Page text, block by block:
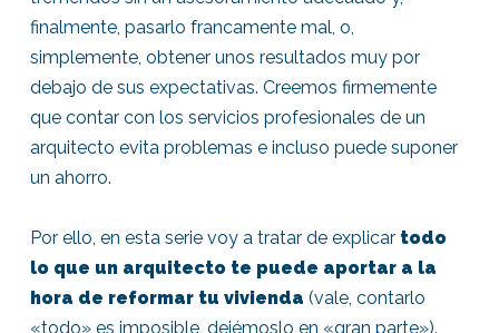
finalmente, pasarlo francamente mal, o,
simplemente, obtener unos resultados muy por
debajo de sus expectativas. Creemos firmemente
que contar con los servicios profesionales de un
arquitecto evita problemas e incluso puede suponer
un ahorro.
Por ello, en esta serie voy a tratar de explicar todo
lo que un arquitecto te puede aportar a la
hora de reformar tu vivienda (vale, contarlo
«todo» es imposible, dejémoslo en «gran parte»).